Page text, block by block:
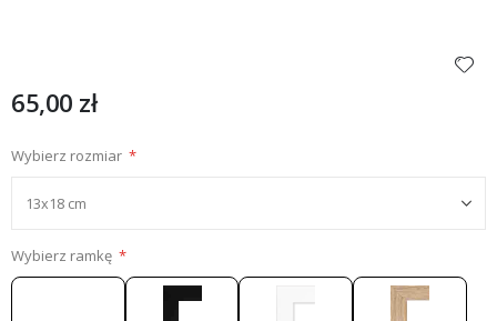
65,00 zł
Wybierz rozmiar
Wybierz ramkę